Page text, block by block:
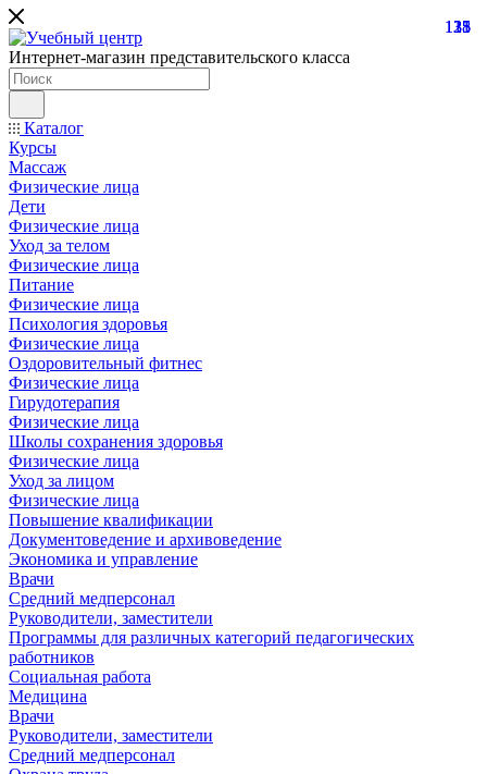
Интернет-магазин представительского класса
Каталог
Курсы
Массаж
Физические лица
Дети
Физические лица
Уход за телом
Физические лица
Питание
Физические лица
Психология здоровья
Физические лица
Оздоровительный фитнес
Физические лица
Гирудотерапия
Физические лица
Школы сохранения здоровья
Физические лица
Уход за лицом
Физические лица
Повышение квалификации
Документоведение и архивоведение
Экономика и управление
Врачи
Средний медперсонал
Руководители, заместители
Программы для различных категорий педагогических
работников
Социальная работа
Медицина
Врачи
Руководители, заместители
Средний медперсонал
35
121
138
15